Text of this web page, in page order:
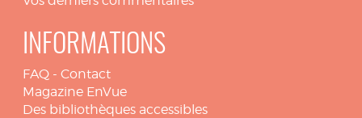
INFORMATIONS
FAQ - Contact
Magazine EnVue
Des bibliothèques accessibles